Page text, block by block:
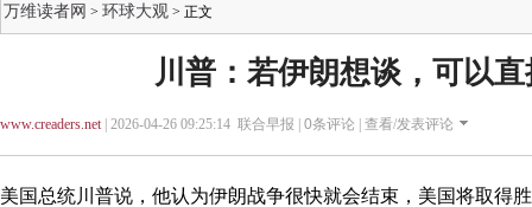
万维读者网 > 环球大观 > 正文
川普：若伊朗想谈，可以
www.creaders.net| 2026-04-26 09:25:14 联合早报 | 0条评论 | 查看/发表评论
美国总统川普说，他认为伊朗战争很快就会结束，美国将取得